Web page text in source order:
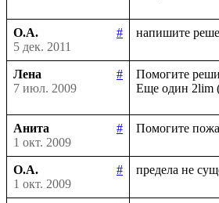
О.А.
#
5 дек. 2011
Лена
#
7 июл. 2009
Помогите
Анита
#
1 окт. 2009
О.А.
#
1 окт. 2009